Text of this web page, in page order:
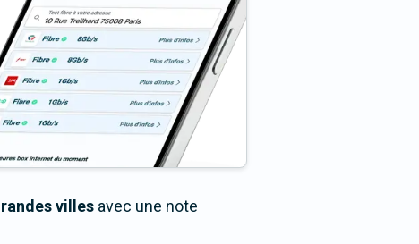
villes avec une note